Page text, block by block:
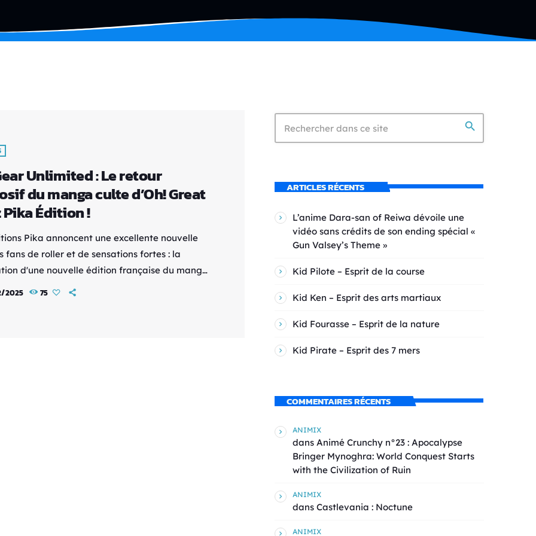
Unlimited : Le retour
du manga culte d’Oh! Great
Édition !
Pika annoncent une excellente nouvelle
fans de roller et de sensations fortes : la
d'une nouvelle édition française du manga
Gear, écrit et dessiné par Oh! Great. Baptisée
2025 75
search
ARTICLES RÉCENTS
L’anime Dara-san of Reiwa dévoile une
vidéo sans crédits de son ending spécial «
Gun Valsey’s Theme »
Kid Pilote – Esprit de la course
Kid Ken – Esprit des arts martiaux
Kid Fourasse – Esprit de la nature
Kid Pirate – Esprit des 7 mers
COMMENTAIRES RÉCENTS
ANIMIX
dans Animé Crunchy n°23 : Apocalypse
Bringer Mynoghra: World Conquest Starts
with the Civilization of Ruin
ANIMIX
dans Castlevania : Noctune
ANIMIX